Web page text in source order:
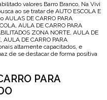
valores Barro Branco, Na Vivi
ao se tratar de AUTO ESCOLA E
AULAS DE CARRO PARA
AULA DE CARRO PARA
ZONA NORTE, AULA DE
AULA DE CARRO PARA
altamente capacitados, e
de se destacar de forma positiva
PARA